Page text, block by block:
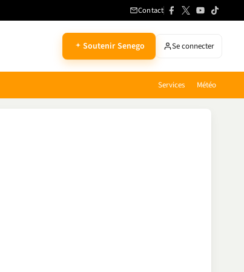
Contact
Soutenir Senego Se connecter
Services Météo